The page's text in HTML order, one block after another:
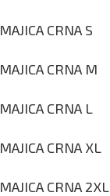
CRNA S
CRNA M
CRNA L
CRNA XL
CRNA 2XL